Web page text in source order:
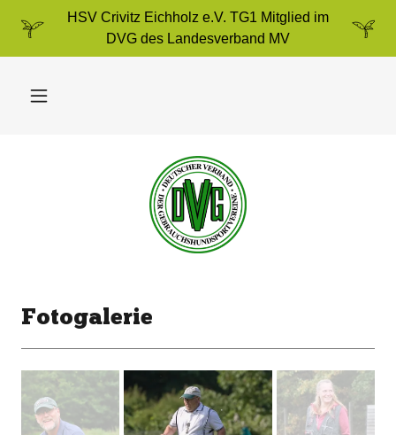
HSV Crivitz Eichholz e.V. TG1 Mitglied im
DVG des Landesverband MV
Fotogalerie